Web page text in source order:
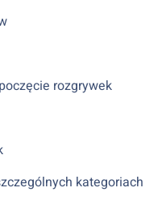
rozgrywek
kategoriach